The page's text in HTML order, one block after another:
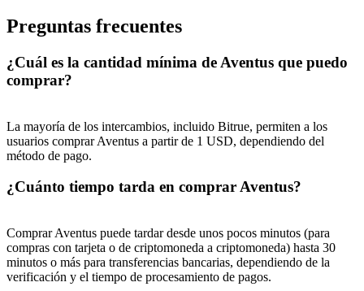
Deposit & Trade BTC to Share 25000 USDT prize pool!
Preguntas frecuentes
¿Cuál es la cantidad mínima de Aventus que puedo
comprar?
La mayoría de los intercambios, incluido Bitrue, permiten a los
usuarios comprar Aventus a partir de 1 USD, dependiendo del
método de pago.
¿Cuánto tiempo tarda en comprar Aventus?
Comprar Aventus puede tardar desde unos pocos minutos (para
compras con tarjeta o de criptomoneda a criptomoneda) hasta 30
minutos o más para transferencias bancarias, dependiendo de la
verificación y el tiempo de procesamiento de pagos.